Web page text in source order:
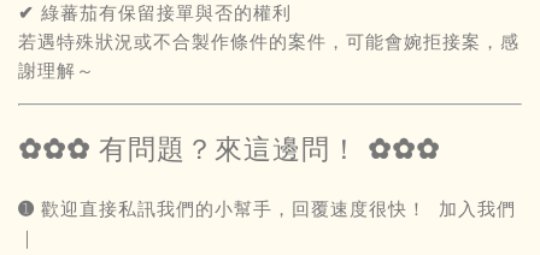
✔ 綠蕃茄有保留接單與否的權利
若遇特殊狀況或不合製作條件的案件，可能會婉拒接案，感
謝理解～
✿✿✿ 有問題？來這邊問！ ✿✿✿
➊ 歡迎直接私訊我們的小幫手，回覆速度很快！ 加入我們
｜